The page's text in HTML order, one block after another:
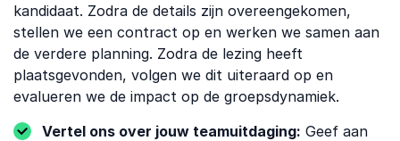
kandidaat. Zodra de details zijn overeengekomen,
stellen we een contract op en werken we samen aan
de verdere planning. Zodra de lezing heeft
plaatsgevonden, volgen we dit uiteraard op en
evalueren we de impact op de groepsdynamiek.
Vertel ons over jouw teamuitdaging: Geef aan